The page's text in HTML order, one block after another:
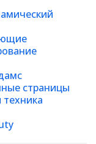
страницы